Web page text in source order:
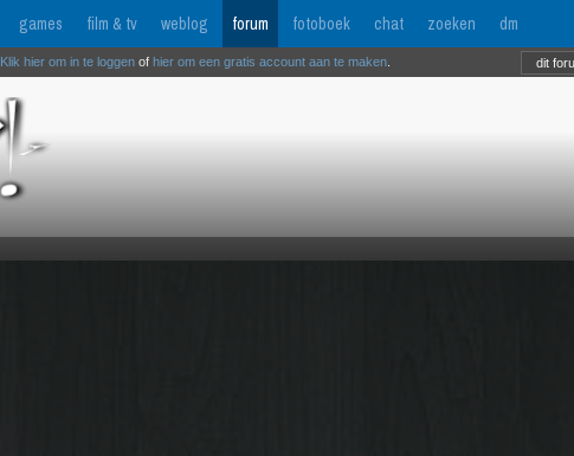
games film & tv weblog forum fotoboek chat zoeken dm
Klik hier om in te loggen of hier om een gratis account aan te maken